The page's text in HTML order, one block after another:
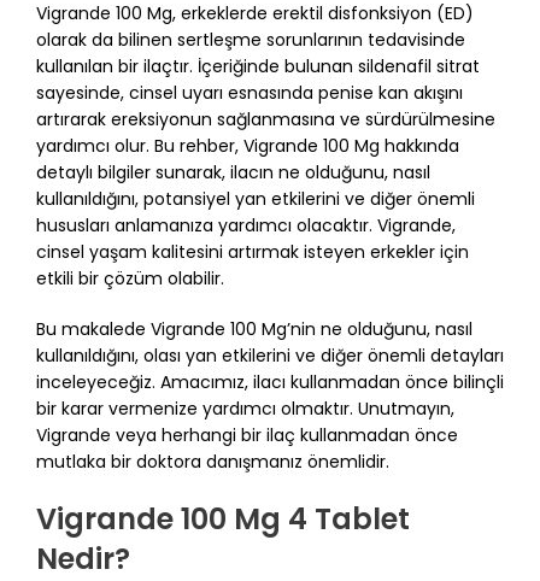
Vigrande 100 Mg, erkeklerde erektil disfonksiyon (ED)
olarak da bilinen sertleşme sorunlarının tedavisinde
kullanılan bir ilaçtır. İçeriğinde bulunan sildenafil sitrat
sayesinde, cinsel uyarı esnasında penise kan akışını
artırarak ereksiyonun sağlanmasına ve sürdürülmesine
yardımcı olur. Bu rehber, Vigrande 100 Mg hakkında
detaylı bilgiler sunarak, ilacın ne olduğunu, nasıl
kullanıldığını, potansiyel yan etkilerini ve diğer önemli
hususları anlamanıza yardımcı olacaktır. Vigrande,
cinsel yaşam kalitesini artırmak isteyen erkekler için
etkili bir çözüm olabilir.
Bu makalede Vigrande 100 Mg’nin ne olduğunu, nasıl
kullanıldığını, olası yan etkilerini ve diğer önemli detayları
inceleyeceğiz. Amacımız, ilacı kullanmadan önce bilinçli
bir karar vermenize yardımcı olmaktır. Unutmayın,
Vigrande veya herhangi bir ilaç kullanmadan önce
mutlaka bir doktora danışmanız önemlidir.
Vigrande 100 Mg 4 Tablet
Nedir?